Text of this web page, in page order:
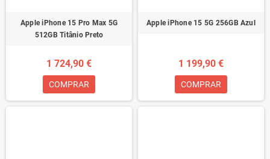
Apple iPhone 15 Pro Max 5G
512GB Titânio Preto
1 724,90 €
COMPRAR
Apple iPhone 15 5G 256GB Azul
1 199,90 €
COMPRAR